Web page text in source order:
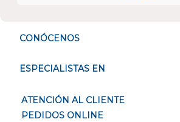
CONÓCENOS
ESPECIALISTAS EN
ATENCIÓN AL CLIENTE
PEDIDOS ONLINE